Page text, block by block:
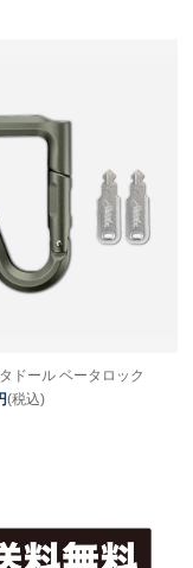
ドール ベータロック
(税込)